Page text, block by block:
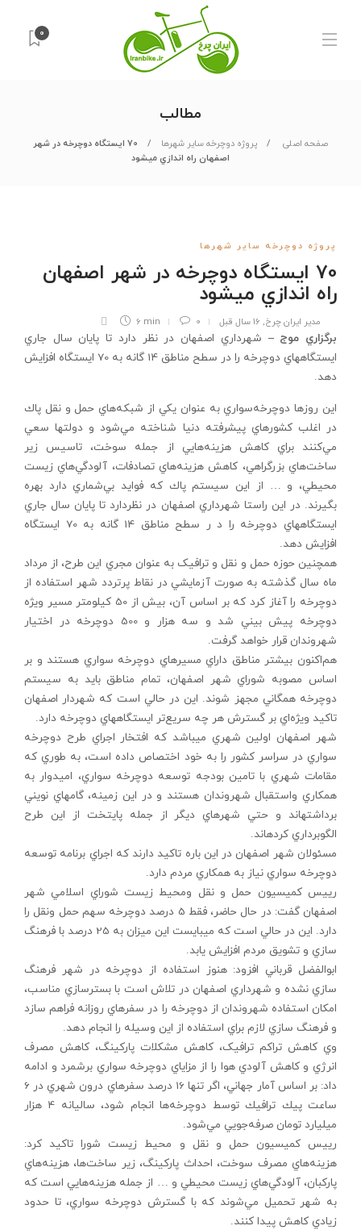
0
مطالب
صفحه اصلی پروژه دوچرخه سایر شهرها
70 ايستگاه دوچرخه در شهر
اصفهان راه اندازي مي‏شود
پروژه دوچرخه سایر شهرها
70 ايستگاه دوچرخه در شهر اصفهان
راه اندازي مي‏شود
مدیر ایران چرخ, 16 سال قبل 0
6 min
برگزاري موج – شهرداري اصفهان در نظر دارد تا پايان سال جاري
ايستگاه‏هاي دوچرخه را در سطح مناطق 14 گانه به 70 ايستگاه افزايش
دهد.
اين روزها دوچرخه‌سواري به عنوان يكي از شبكه‌هاي حمل و نقل پاك
در اغلب كشورهاي پيشرفته دنيا شناخته مي‌شود و دولت‏ها سعي
مي‌كنند براي كاهش هزينه‌هايي از جمله سوخت، تاسيس زير
ساخت‌هاي بزرگراهي، كاهش هزينه‌هاي تصادفات، آلودگي‌هاي زيست
محيطي، و … از اين سيستم پاك كه فوايد بي‌شماري دارد بهره‌
بگيرند. در اين راستا شهرداري اصفهان در نظردارد تا پايان سال جاري
ايستگاه‏هاي دوچرخه را د ر سطح مناطق 14 گانه به 70 ايستگاه
افزايش دهد.
همچنين حوزه حمل و نقل و ترافيک به عنوان مجري اين طرح، از مرداد
ماه سال گذشته به صورت آزمايشي در نقاط پرتردد شهر استفاده از
دوچرخه را آغاز كرد كه بر اساس آن، بيش از 50 كيلومتر مسير ويژه
دوچرخه پيش بيني شد و سه هزار و 500 دوچرخه در اختيار
شهروندان قرار خواهد گرفت.
هم‌اكنون بيشتر مناطق داراي مسيرهاي دوچرخه سواري هستند و بر
اساس مصوبه شوراي شهر اصفهان، تمام مناطق بايد به سيستم
دوچرخه همگاني مجهز شوند. اين در حالي است که شهردار اصفهان
تاكيد ويژه‌اي بر گسترش هر چه سريع‌تر ايستگاه‏هاي دوچرخه دارد.
شهر اصفهان اولين شهري مي‏باشد که افتخار اجراي طرح دوچرخه
سواري در سراسر کشور را به خود اختصاص داده است، به طوري که
مقامات شهري با تامين بودجه توسعه دوچرخه سواري، اميدوار به
همكاري واستقبال شهروندان هستند و در اين زمينه، گام‏هاي نويني
برداشته‏اند و حتي شهرهاي ديگر از جمله پايتخت از اين طرح
الگوبرداري کرده‏اند.
مسئولان شهر اصفهان در اين باره تاکيد دارند که اجراي برنامه توسعه
دوچرخه سواري نياز به همكاري مردم دارد.
رييس کميسيون حمل و نقل ومحيط زيست شوراي اسلامي شهر
اصفهان گفت: در حال حاضر، فقط 5 درصد دوچرخه سهم حمل ونقل را
دارد. اين در حالي است که مي‏بايست اين ميزان به 25 درصد با فرهنگ
سازي و تشويق مردم افزايش يابد.
ابوالفضل قرباني افزود: هنوز استفاده از دوچرخه در شهر فرهنگ
سازي نشده و شهرداري اصفهان در تلاش است با بسترسازي مناسب،
امکان استفاده شهروندان از دوچرخه را در سفرهاي روزانه فراهم سازد
و فرهنگ سازي لازم براي استفاده از اين وسيله را انجام دهد.
وي کاهش تراکم ترافيک، کاهش مشکلات پارکينگ، کاهش مصرف
انرژي و کاهش آلودي هوا را از مزاياي دوچرخه سواري برشمرد و ادامه
داد: بر اساس آمار جهاني، اگر تنها 16 درصد سفرهاي درون شهري در 6
ساعت پيك ترافيك توسط دوچرخه‌ها انجام شود، ساليانه 4 هزار
ميليارد تومان صرفه‌جويي مي‌شود.
رييس کميسيون حمل و نقل و محيط زيست شورا تاکيد کرد:
هزينه‌هاي مصرف سوخت، احداث پاركينگ، زير ساخت‌ها، هزينه‌هاي
پاركبان، آلودگي‌هاي زيست محيطي و … از جمله هزينه‌هايي است كه
به شهر تحميل مي‌شوند كه با گسترش دوچرخه سواري، تا حدود
زيادي كاهش پيدا كنند.